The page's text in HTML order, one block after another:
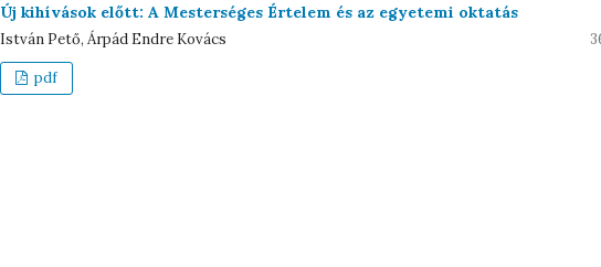
Új kihívások előtt: A Mesterséges Értelem és az egyetemi oktatás
István Pető, Árpád Endre Kovács
pdf